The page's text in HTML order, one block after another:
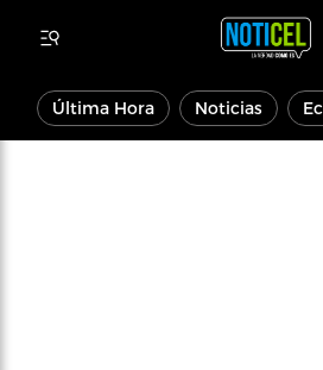
Última Hora Noticias